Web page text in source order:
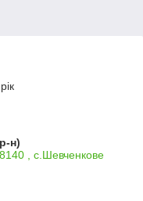
н)
, с.Шевченкове